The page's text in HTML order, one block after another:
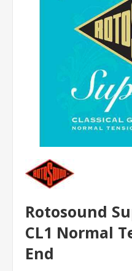
Rotosound
CL1 Normal
End